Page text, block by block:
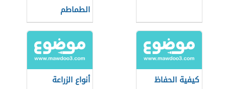
الطماطم
كيفية الحفاظ
أنواع الزراعة